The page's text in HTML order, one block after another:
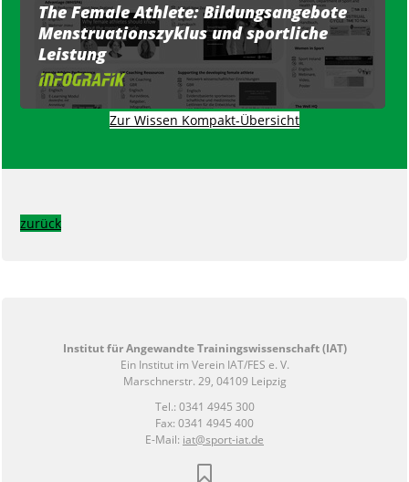
The Female Athlete: Bildungsangebote
Menstruationszyklus und sportliche
Leistung
Zur Wissen Kompakt-Übersicht
zurück
Institut für Angewandte Trainingswissenschaft (IAT)
Ein Institut im Verein IAT/FES e. V.
Marschnerstr. 29, 04109 Leipzig
Tel.: 0341 4945 300
Fax: 0341 4945 400
E-Mail: iat@sport-iat.de